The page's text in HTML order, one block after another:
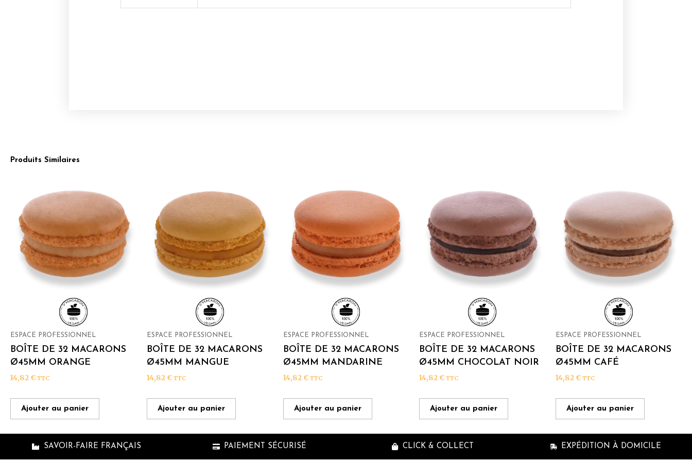
Produits Similaires
ESPACE PROFESSIONNEL
BOÎTE DE 32 MACARONS
Ø45MM ORANGE
14,82 € TTC
Ajouter au panier
ESPACE PROFESSIONNEL
BOÎTE DE 32 MACARONS
Ø45MM MANGUE
14,82 € TTC
Ajouter au panier
ESPACE PROFESSIONNEL
BOÎTE DE 32 MACARONS
Ø45MM MANDARINE
14,82 € TTC
Ajouter au panier
ESPACE PROFESSIONNEL
BOÎTE DE 32 MACARONS
Ø45MM CHOCOLAT NOIR
14,82 € TTC
Ajouter au panier
ESPACE PROFESSIONNEL
BOÎTE DE 32 MACARONS
Ø45MM CAFÉ
14,82 € TTC
Ajouter au panier
SAVOIR-FAIRE FRANÇAIS PAIEMENT SÉCURISÉ CLICK & COLLECT EXPÉDITION À DOMICILE